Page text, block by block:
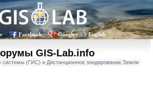
Facebook Google+ English
GIS-Lab.info
(ГИС) и Дистанционное зондирование Земли